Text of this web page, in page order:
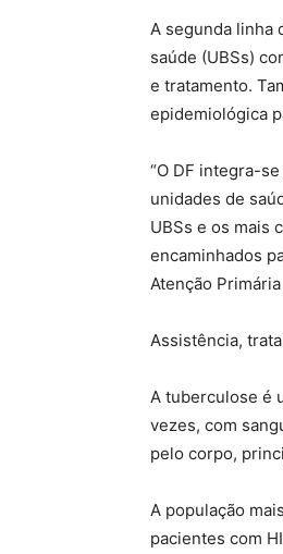
A segunda linha
saúde (UBSs)
e tratamento.
epidemiológica
“O DF integra-
unidades de
UBSs e os mais
encaminhados
Atenção
Assistência,
A tuberculose é
vezes, com
pelo corpo,
A população
pacientes com